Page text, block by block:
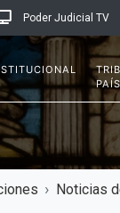
Poder Judicial TV
Noticias